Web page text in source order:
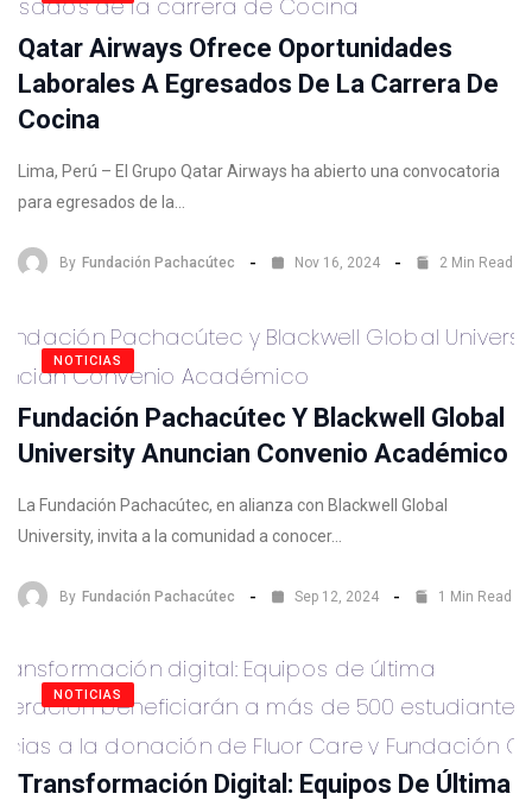
Qatar Airways Ofrece Oportunidades
Laborales A Egresados De La Carrera De
Cocina
Lima, Perú – El Grupo Qatar Airways ha abierto una convocatoria
para egresados de la…
By Fundación Pachacútec Nov 16, 2024 2 Min Read
NOTICIAS
Fundación Pachacútec Y Blackwell Global
University Anuncian Convenio Académico
La Fundación Pachacútec, en alianza con Blackwell Global
University, invita a la comunidad a conocer…
By Fundación Pachacútec Sep 12, 2024 1 Min Read
NOTICIAS
Transformación Digital: Equipos De Última